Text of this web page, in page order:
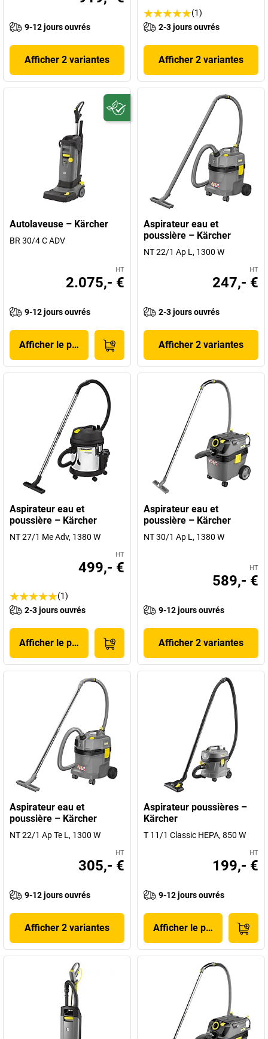
9-12 jours ouvrés
Afficher 2 variantes
(1)
2-3 jours ouvrés
Afficher 2 variantes
Autolaveuse – Kärcher
BR 30/4 C ADV
HT
2.075,- €
9-12 jours ouvrés
Afficher le produit
Aspirateur eau et
poussière – Kärcher
NT 22/1 Ap L, 1300 W
HT
247,- €
2-3 jours ouvrés
Afficher 2 variantes
Aspirateur eau et
poussière – Kärcher
NT 27/1 Me Adv, 1380 W
HT
499,- €
(1)
2-3 jours ouvrés
Afficher le produit
Aspirateur eau et
poussière – Kärcher
NT 30/1 Ap L, 1380 W
HT
589,- €
9-12 jours ouvrés
Afficher 2 variantes
Aspirateur eau et
poussière – Kärcher
NT 22/1 Ap Te L, 1300 W
HT
305,- €
9-12 jours ouvrés
Afficher 2 variantes
Aspirateur poussières –
Kärcher
T 11/1 Classic HEPA, 850 W
HT
199,- €
9-12 jours ouvrés
Afficher le produit